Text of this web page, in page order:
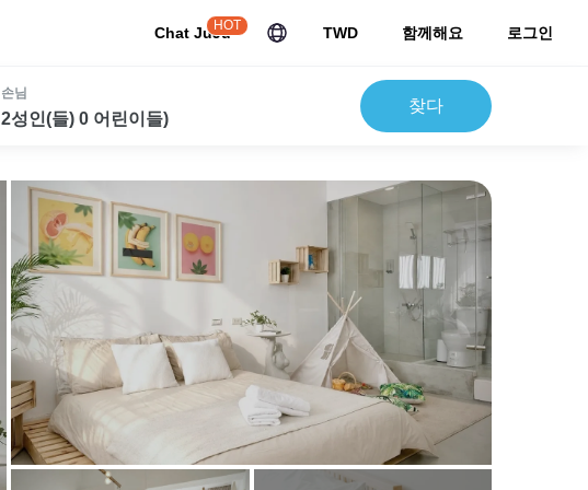
Chat JuJu
HOT TWD 함께해요 로그인
손님
2성인(들) 0 어린이들)
찾다